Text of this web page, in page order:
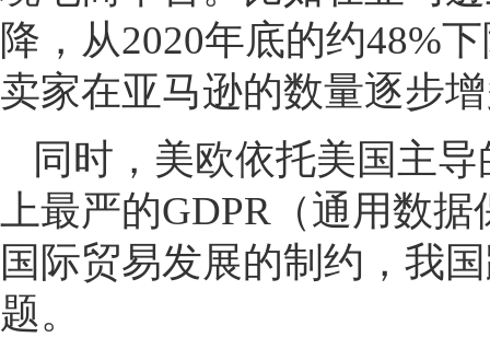
降，从2020年底的约48%
卖家在亚马逊的数量逐步
同时，美欧依托美国主
上最严的GDPR（通用数
国际贸易发展的制约，我
题。